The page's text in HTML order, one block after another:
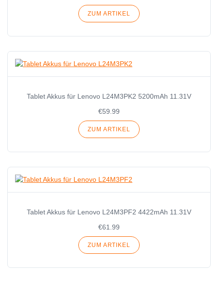
ZUM ARTIKEL
Tablet Akkus für Lenovo L24M3PK2 5200mAh 11.31V
€59.99
ZUM ARTIKEL
Tablet Akkus für Lenovo L24M3PF2 4422mAh 11.31V
€61.99
ZUM ARTIKEL